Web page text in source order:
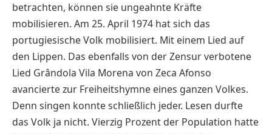
betrachten, können sie ungeahnte Kräfte
mobilisieren. Am 25. April 1974 hat sich das
portugiesische Volk mobilisiert. Mit einem Lied auf
den Lippen. Das ebenfalls von der Zensur verbotene
Lied Grândola Vila Morena von Zeca Afonso
avancierte zur Freiheitshymne eines ganzen Volkes.
Denn singen konnte schließlich jeder. Lesen durfte
das Volk ja nicht. Vierzig Prozent der Population hatte